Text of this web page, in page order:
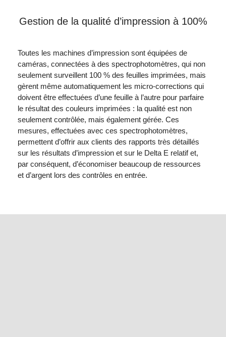
Gestion de la qualité d’impression à 100%
Toutes les machines d’impression sont équipées de
caméras, connectées à des spectrophotomètres, qui non
seulement surveillent 100 % des feuilles imprimées, mais
gèrent même automatiquement les micro-corrections qui
doivent être effectuées d’une feuille à l’autre pour parfaire
le résultat des couleurs imprimées : la qualité est non
seulement contrôlée, mais également gérée. Ces
mesures, effectuées avec ces spectrophotomètres,
permettent d’offrir aux clients des rapports très détaillés
sur les résultats d’impression et sur le Delta E relatif et,
par conséquent, d’économiser beaucoup de ressources
et d’argent lors des contrôles en entrée.